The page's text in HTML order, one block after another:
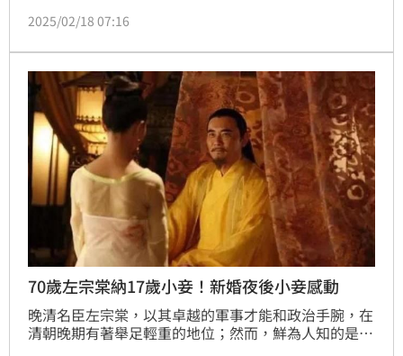
紀）在2021年12月16日在喀什去世，享嵩壽135歲。
和飲食習慣讓後人津津樂道。
2025/02/18 07:16
70歲左宗棠納17歲小妾！新婚夜後小妾感動
晚清名臣左宗棠，以其卓越的軍事才能和政治手腕，在
清朝晚期有著舉足輕重的地位；然而，鮮為人知的是，